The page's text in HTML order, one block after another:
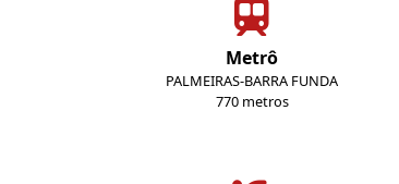
Metrô
PALMEIRAS-BARRA FUNDA
770 metros